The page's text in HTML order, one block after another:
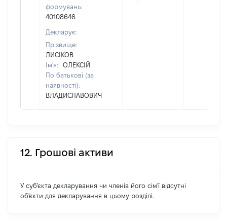
формувань:
40108646
Декларує:
Прізвище:
ЛИСІКОВ
Ім'я:
ОЛЕКСІЙ
По батькові (за
наявності):
ВЛАДИСЛАВОВИЧ
12. Грошові активи
У суб'єкта декларування чи членів його сім'ї відсутні
об'єкти для декларування в цьому розділі.